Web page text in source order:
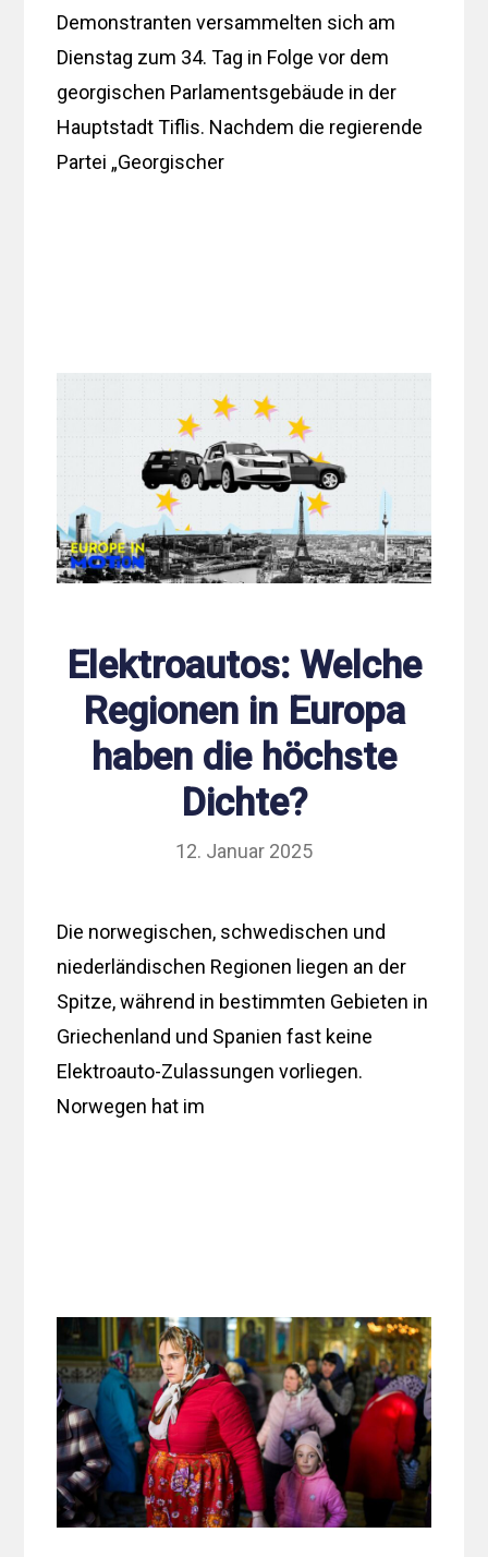
Demonstranten versammelten sich am
Dienstag zum 34. Tag in Folge vor dem
georgischen Parlamentsgebäude in der
Hauptstadt Tiflis. Nachdem die regierende
Partei „Georgischer
Elektroautos: Welche
Regionen in Europa
haben die höchste
Dichte?
12. Januar 2025
Die norwegischen, schwedischen und
niederländischen Regionen liegen an der
Spitze, während in bestimmten Gebieten in
Griechenland und Spanien fast keine
Elektroauto-Zulassungen vorliegen.
Norwegen hat im